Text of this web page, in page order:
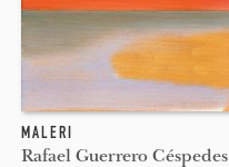
MALERI
Rafael Guerrero Céspedes